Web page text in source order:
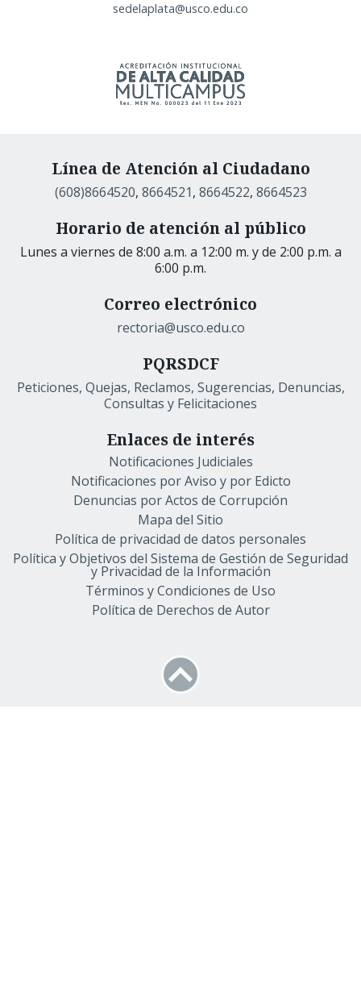
sedelaplata@usco.edu.co
Línea de Atención al Ciudadano
(608)8664520, 8664521, 8664522, 8664523
Horario de atención al público
Lunes a viernes de 8:00 a.m. a 12:00 m. y de 2:00 p.m. a
6:00 p.m.
Correo electrónico
rectoria@usco.edu.co
PQRSDCF
Peticiones, Quejas, Reclamos, Sugerencias, Denuncias,
Consultas y Felicitaciones
Enlaces de interés
Notificaciones Judiciales
Notificaciones por Aviso y por Edicto
Denuncias por Actos de Corrupción
Mapa del Sitio
Política de privacidad de datos personales
Política y Objetivos del Sistema de Gestión de Seguridad
y Privacidad de la Información
Términos y Condiciones de Uso
Política de Derechos de Autor